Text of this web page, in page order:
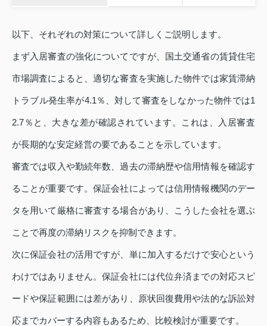
以下、それぞれの対策について詳しくご説明します。
まず入居審査の強化についてですが、国土交通省の賃貸住宅
市場調査によると、適切な審査を実施した物件では家賃滞納
トラブル発生率が4.1％、対して審査をしなかった物件では1
2.7％と、大きな差が確認されています。これは、入居審査
が長期的な安定経営の要であることを示しています。
審査では収入や勤続年数、過去の滞納歴や信用情報を確認す
ることが重要です。保証会社によっては信用情報機関のデー
タを用いて厳格に審査する場合があり、こうした会社を選ぶ
ことで再度の滞納リスクを抑制できます。
次に保証会社の活用ですが、単に加入するだけで安心という
わけではありません。保証会社には代位弁済までの対応スピ
ードや保証範囲には差があり、原状回復費用や法的な訴訟対
応までカバーする内容もあるため、比較検討が重要です。